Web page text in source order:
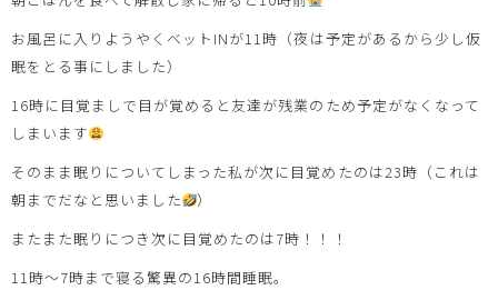
お風呂に入りようやくベットINが11時（夜は予定があるから少し仮
眠をとる事にしました）
16時に目覚ましで目が覚めると友達が残業のため予定がなくなって
しまいます
そのまま眠りについてしまった私が次に目覚めたのは23時（これは
朝までだなと思いました
）
またまた眠りにつき次に目覚めたのは7時！！！
11時〜7時まで寝る驚異の16時間睡眠。